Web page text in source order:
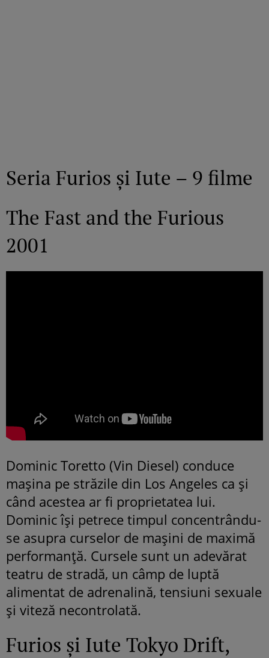
Seria Furios și Iute – 9 filme
The Fast and the Furious
2001
Dominic Toretto (Vin Diesel) conduce
mașina pe străzile din Los Angeles ca și
când acestea ar fi proprietatea lui.
Dominic își petrece timpul concentrându-
se asupra curselor de mașini de maximă
performanță. Cursele sunt un adevărat
teatru de stradă, un câmp de luptă
alimentat de adrenalină, tensiuni sexuale
și viteză necontrolată.
Furios și Iute Tokyo Drift,